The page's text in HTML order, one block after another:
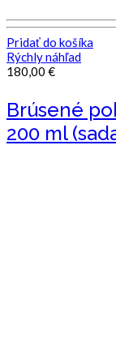
Pridať do košíka
Rýchly náhľad
180,00 €
Brúsené
200 ml